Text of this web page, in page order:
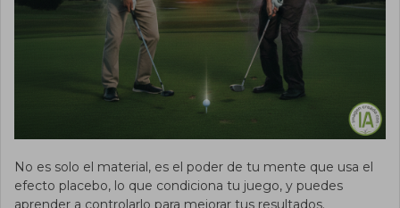
No es solo el material, es el poder de tu mente que usa el
efecto placebo, lo que condiciona tu juego, y puedes
aprender a controlarlo para mejorar tus resultados.